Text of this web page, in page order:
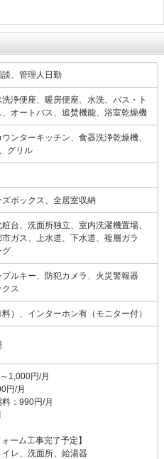
、管理人日勤
浄便座、暖房便座、水洗、バス・ト
オートバス、追焚機能、浴室乾燥機
ンターキッチン、食器洗浄乾燥機、
グリル
ボックス、全居室収納
台、洗面所独立、室内洗濯機置場、
ガス、上水道、下水道、複層ガラ
グ
ルキー、防犯カメラ、火災警報器
クス
）、インターホン有（モニター付）
1,000円/月
円/月
：990円/月
ーム工事完了予定】
イレ、洗面所、給湯器